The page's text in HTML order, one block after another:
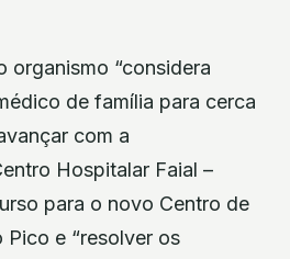
organismo “considera
de família para cerca
com a
Hospitalar Faial –
para o novo Centro de
Pico e “resolver os